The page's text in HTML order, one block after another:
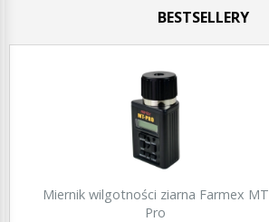
BESTSELLERY
Miernik wilgotności ziarna Farmex MT
Pro